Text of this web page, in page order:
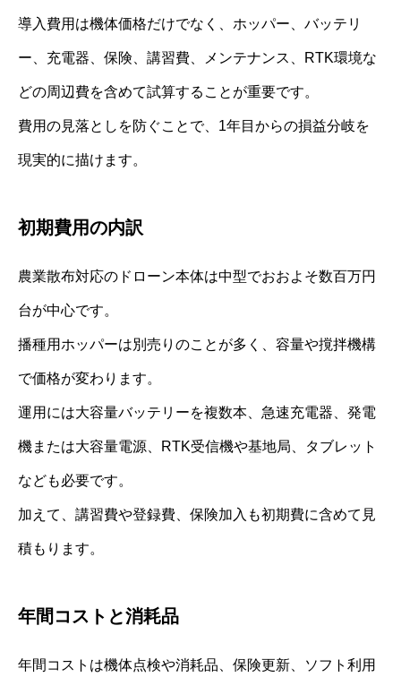
導入費用は機体価格だけでなく、ホッパー、バッテリ
ー、充電器、保険、講習費、メンテナンス、RTK環境な
どの周辺費を含めて試算することが重要です。
費用の見落としを防ぐことで、1年目からの損益分岐を
現実的に描けます。
初期費用の内訳
農業散布対応のドローン本体は中型でおおよそ数百万円
台が中心です。
播種用ホッパーは別売りのことが多く、容量や撹拌機構
で価格が変わります。
運用には大容量バッテリーを複数本、急速充電器、発電
機または大容量電源、RTK受信機や基地局、タブレット
なども必要です。
加えて、講習費や登録費、保険加入も初期費に含めて見
積もります。
年間コストと消耗品
年間コストは機体点検や消耗品、保険更新、ソフト利用